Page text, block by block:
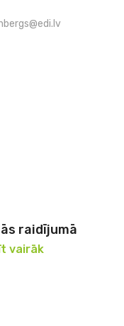
raidījumā
vairāk